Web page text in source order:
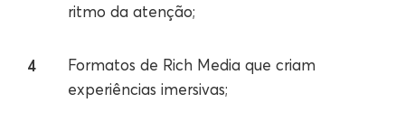
ritmo da atenção;
Formatos de Rich Media que criam
experiências imersivas;